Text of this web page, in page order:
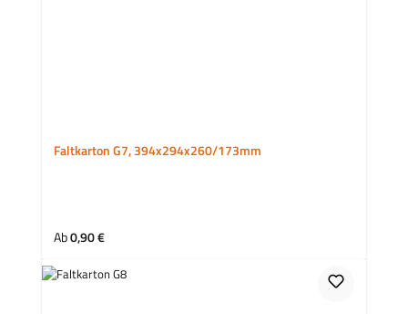
Faltkarton G7, 394x294x260/173mm
Regulärer Preis:
Ab0,90 €